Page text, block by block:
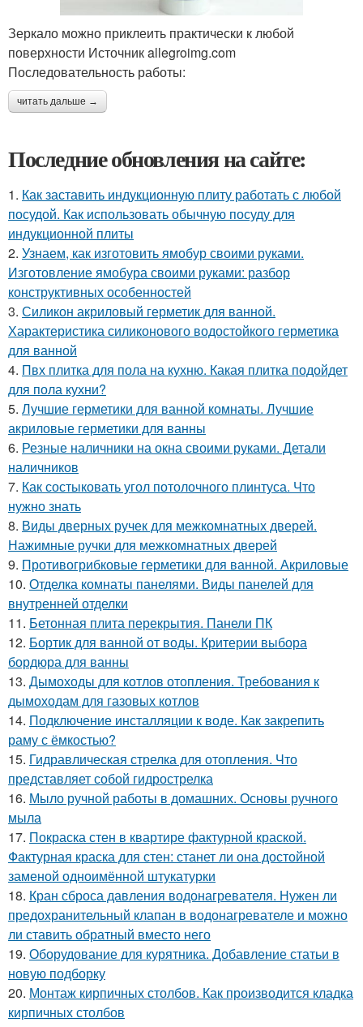
Зеркало можно приклеить практически к любой
поверхности Источник allegroimg.com
Последовательность работы:
читать дальше →
Последние обновления на сайте:
1. Как заставить индукционную плиту работать с любой
посудой. Как использовать обычную посуду для
индукционной плиты
2. Узнаем, как изготовить ямобур своими руками.
Изготовление ямобура своими руками: разбор
конструктивных особенностей
3. Силикон акриловый герметик для ванной.
Характеристика силиконового водостойкого герметика
для ванной
4. Пвх плитка для пола на кухню. Какая плитка подойдет
для пола кухни?
5. Лучшие герметики для ванной комнаты. Лучшие
акриловые герметики для ванны
6. Резные наличники на окна своими руками. Детали
наличников
7. Как состыковать угол потолочного плинтуса. Что
нужно знать
8. Виды дверных ручек для межкомнатных дверей.
Нажимные ручки для межкомнатных дверей
9. Противогрибковые герметики для ванной. Акриловые
10. Отделка комнаты панелями. Виды панелей для
внутренней отделки
11. Бетонная плита перекрытия. Панели ПК
12. Бортик для ванной от воды. Критерии выбора
бордюра для ванны
13. Дымоходы для котлов отопления. Требования к
дымоходам для газовых котлов
14. Подключение инсталляции к воде. Как закрепить
раму с ёмкостью?
15. Гидравлическая стрелка для отопления. Что
представляет собой гидрострелка
16. Мыло ручной работы в домашних. Основы ручного
мыла
17. Покраска стен в квартире фактурной краской.
Фактурная краска для стен: станет ли она достойной
заменой одноимённой штукатурки
18. Кран сброса давления водонагревателя. Нужен ли
предохранительный клапан в водонагревателе и можно
ли ставить обратный вместо него
19. Оборудование для курятника. Добавление статьи в
новую подборку
20. Монтаж кирпичных столбов. Как производится кладка
кирпичных столбов